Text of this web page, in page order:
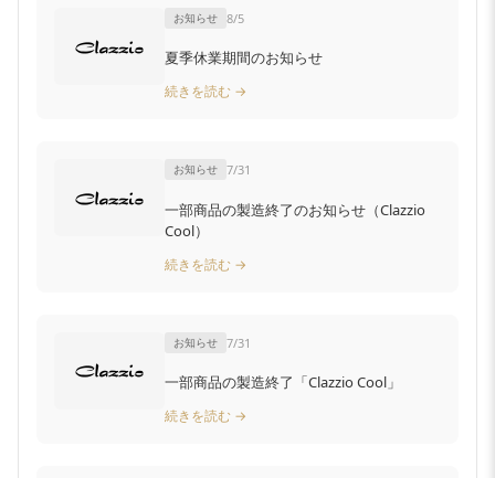
お知らせ 8/5
夏季休業期間のお知らせ
続きを読む →
お知らせ 7/31
一部商品の製造終了のお知らせ（Clazzio
Cool）
続きを読む →
お知らせ 7/31
一部商品の製造終了「Clazzio Cool」
続きを読む →